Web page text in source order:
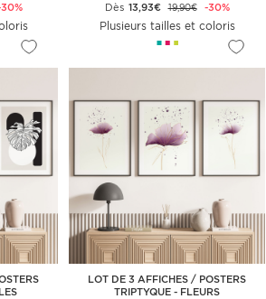
Dès 13,93€ 19,90€ -30%
Plusieurs tailles et coloris
LOT DE 3 AFFICHES / POSTERS
TRIPTYQUE - FLEURS